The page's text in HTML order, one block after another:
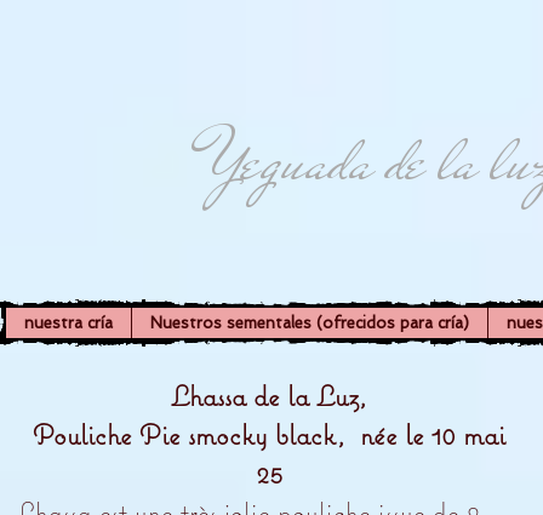
Yeguada de la
nuestra cría Nuestros sementales (ofrecidos para cría)
Lhassa de la Luz,
Pouliche Pie smocky black, née le 10 mai
25